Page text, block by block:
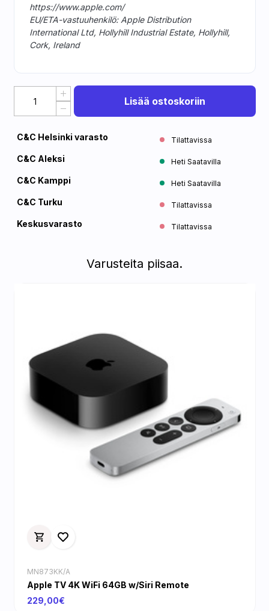
https://www.apple.com/
EU/ETA-vastuuhenkilö: Apple Distribution
International Ltd, Hollyhill Industrial Estate, Hollyhill,
Cork, Ireland
Lisää ostoskoriin
C&C Helsinki varasto Tilattavissa
C&C Aleksi Heti Saatavilla
C&C Kamppi Heti Saatavilla
C&C Turku Tilattavissa
Keskusvarasto Tilattavissa
Varusteita piisaa.
MN873KK/A
Apple TV 4K WiFi 64GB w/Siri Remote
229,00€